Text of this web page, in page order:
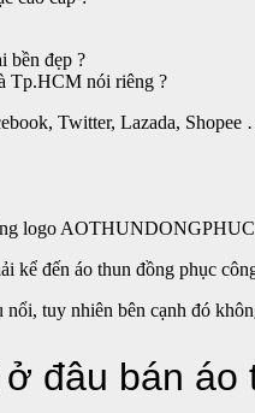
bền đẹp ?
Tp.HCM nói riêng ?
Twitter, Lazada,
logo
đến áo thun đồng phục
tuy nhiên bên cạnh đó
đâu bán áo